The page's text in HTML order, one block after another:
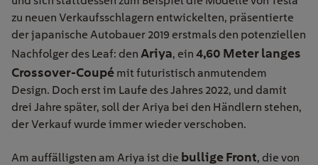
zu neuen Verkaufsschlagern entwickelten, präsentierte
der japanische Autobauer 2019 erstmals den potenziellen
Nachfolger des Leaf: den Ariya, ein 4,60 Meter langes
Crossover-Coupé mit futuristisch anmutendem
Design. Doch erst im Laufe des Jahres 2022, und damit
drei Jahre später, soll der Ariya bei den Händlern stehen,
der Verkauf wurde immer wieder verschoben.
Am auffälligsten am Ariya ist die bullige Front, die von